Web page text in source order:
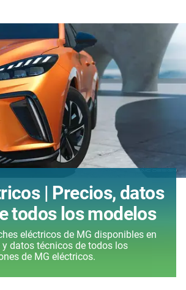
| Precios, datos
todos los modelos
eléctricos de MG disponibles en
y datos técnicos de todos los
de MG eléctricos.